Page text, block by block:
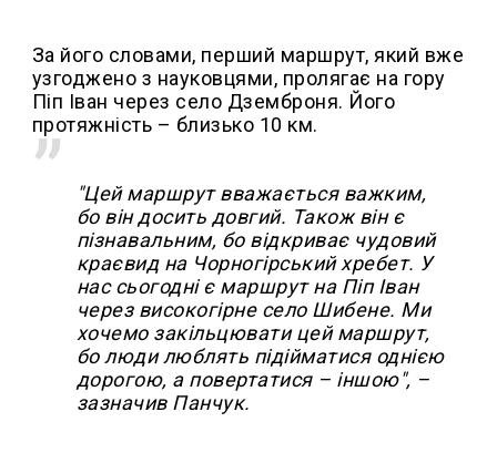
За його словами, перший маршрут, який вже
узгоджено з науковцями, пролягає на гору
Піп Іван через село Дземброня. Його
протяжність – близько 10 км.
"Цей маршрут вважається важким,
бо він досить довгий. Також він є
пізнавальним, бо відкриває чудовий
краєвид на Чорногірський хребет. У
нас сьогодні є маршрут на Піп Іван
через високогірне село Шибене. Ми
хочемо закільцювати цей маршрут,
бо люди люблять підійматися однією
дорогою, а повертатися – іншою", –
зазначив Панчук.